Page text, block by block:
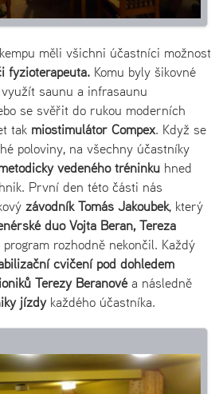
měli všichni účastníci možnost
fyzioterapeuta. Komu byly šikovné
saunu a infrasaunu
se svěřit do rukou moderních
tak miostimulátor Compex. Když se
poloviny, na všechny účastníky
vedeného tréninku hned
První den této části nás
závodník Tomáš Jakoubek, který
duo Vojta Beran, Tereza
rozhodně nekončil. Každý
cvičení pod dohledem
Terezy Beranovéa následně
jízdykaždého účastníka.